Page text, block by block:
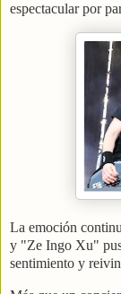
espectacular por
La emoción
y "Ze Ingo Xu"
sentimiento y